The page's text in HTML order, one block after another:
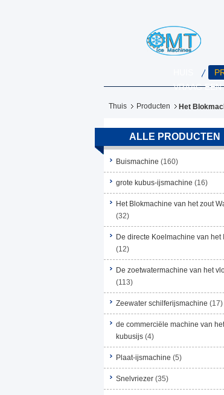
VRAAG
Thuis Producten Het
ALLE PRODUCTEN
Buismachine (160)
grote kubus-ijsmachine (16)
Het Blokmachine van het zout
(32)
De directe Koelmachine van het
(12)
De zoetwatermachine van het
(113)
Zeewater schilferijsmachine (17)
de commerciële machine van het
kubusijs (4)
Plaat-ijsmachine (5)
Snelvriezer (35)